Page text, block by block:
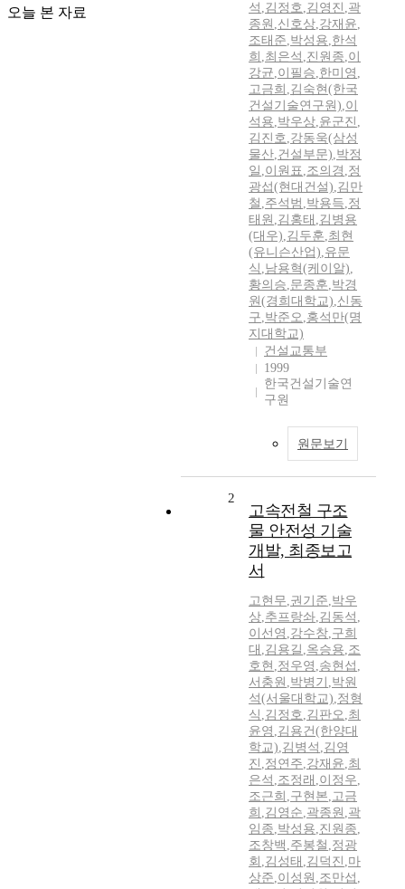
오늘 본 자료
석 ,김정호,김영진 ,곽
종원 ,신호상,강재윤,
조태준,박성용,한석
희 ,최은석 ,진원종,이
강균,이필승,한미영 ,
고금희 ,김숙현(한국
건설기술연구원),이
석용,박우상,윤군진 ,
김진호,강동욱(삼성
물산,건설부문),박정
일 ,이원표,조의경 ,정
광섭(현대건설),김만
철 ,주석범 ,박용득,정
태원 ,김홍태 ,김병용
(대우),김두훈,최현
(유니슨산업),유문
식 ,남용혁(케이알),
황의승,문종훈,박경
원(경희대학교),신동
구,박준오,홍석만(명
지대학교)
건설교통부
1999
한국건설기술연
구원
원문보기
2
고속전철 구조
물 안전성 기술
개발, 최종보고
서
고현무,권기준,박우
상,추프랑솨,김동석 ,
이선영 ,강수창,구희
대 ,김용길 ,옥승용,조
호현 ,정우영 ,송현섭 ,
서충원 ,박병기 ,박원
석(서울대학교),정형
식 ,김정호,김판오,최
윤영 ,김용건(한양대
학교),김병석 ,김영
진 ,정연주,강재윤,최
은석 ,조정래 ,이정우,
조근희 ,구현본,고금
희 ,김영순,곽종원 ,곽
임종,박성용,진원종,
조창백 ,주봉철 ,정광
회 ,김성태 ,김덕진 ,마
상준,이성원 ,조만섭 ,